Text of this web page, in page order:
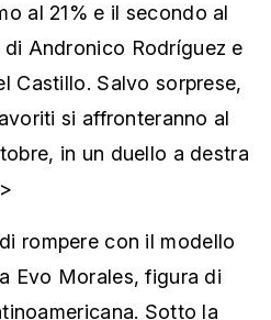
al 21% e il secondo al
Andronico Rodríguez e
Castillo. Salvo sorprese,
si affronteranno al
in un duello a destra
rompere con il modello
Evo Morales, figura di
Sotto la